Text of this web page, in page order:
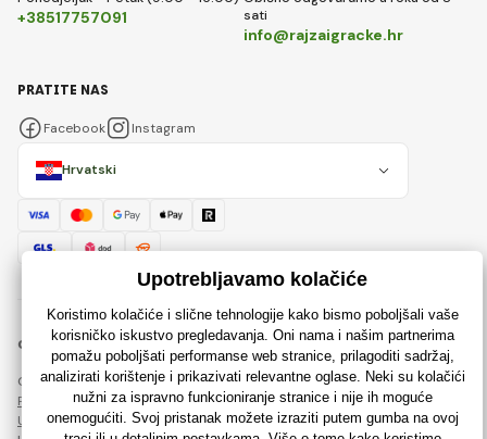
+38517757091
sati
info@rajzaigracke.hr
Hrvatski
PRATITE NAS
Facebook Instagram
© 2018 - 2026 Rajzaigracke.hr, Sva prava pridržana
Ova stranica je zaštićena reCAPTCHA-om i primjenjuju se
Pravila o zaštiti osobnih podatakatvrtke Google i njihova
Ugovorni uvjeti.